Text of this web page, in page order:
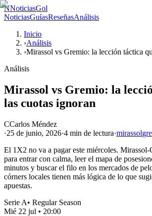
NNoticiasGol
NoticiasGuíasReseñasAnálisis
Inicio
›Análisis
›Mirassol vs Gremio: la lección táctica
Análisis
Mirassol vs Gremio: la
las cuotas ignoran
CCarlos Méndez
·25 de junio, 2026·4 min de lectura·mirassol
El 1X2 no va a pagar este miércoles.
para entrar con calma, leer el mapa de
minutos y buscar el filo en los mercados de
córners locales tienen más lógica de lo que
apuestas.
Serie A• Regular Season
Mié 22 jul • 20:00